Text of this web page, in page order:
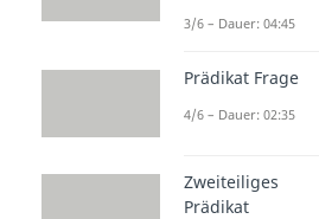
3/6 – Dauer: 04:45
Prädikat Frage
4/6 – Dauer: 02:35
Zweiteiliges
Prädikat